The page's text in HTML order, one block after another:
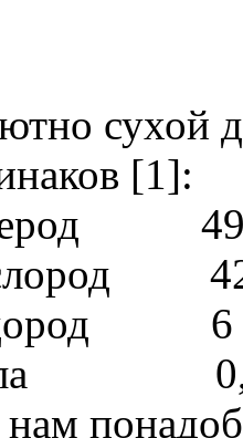
сухой
[1]:
49 –
42
6 –
0,1